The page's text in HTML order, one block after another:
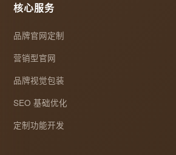
核心服务
品牌官网定制
营销型官网
品牌视觉包装
SEO 基础优化
定制功能开发